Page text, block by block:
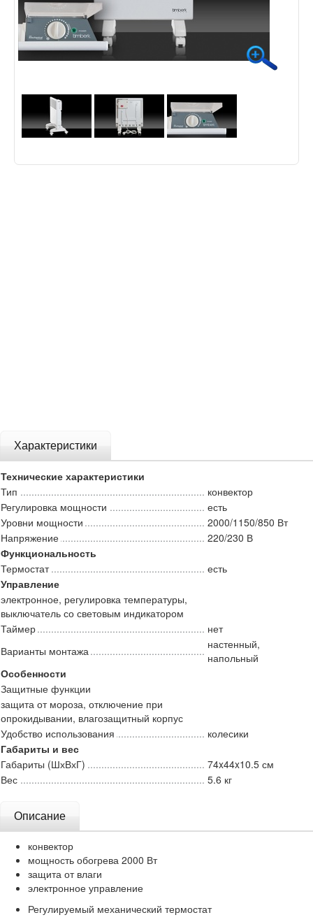
Характеристики
Технические характеристики
Тип
конвектор
Регулировка мощности
есть
Уровни мощности
2000/1150/850 Вт
Напряжение
220/230 В
Функциональность
Термостат
есть
Управление
электронное, регулировка температуры,
выключатель со световым индикатором
Таймер
нет
Варианты монтажа
настенный,
напольный
Особенности
Защитные функции
защита от мороза, отключение при
опрокидывании, влагозащитный корпус
Удобство использования
колесики
Габариты и вес
Габариты (ШхВхГ)
74x44x10.5 см
Вес
5.6 кг
Описание
конвектор
мощность обогрева 2000 Вт
защита от влаги
электронное управление
Регулируемый механический термостат